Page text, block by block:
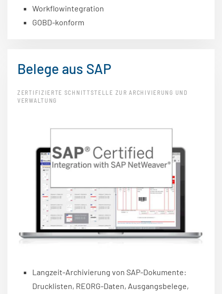
Workflowintegration
GOBD-konform
Belege aus SAP
ZERTIFIZIERTE SCHNITTSTELLE ZUR ARCHIVIERUNG UND
VERWALTUNG
Langzeit-Archivierung von SAP-Dokumente:
Drucklisten, REORG-Daten, Ausgangsbelege,